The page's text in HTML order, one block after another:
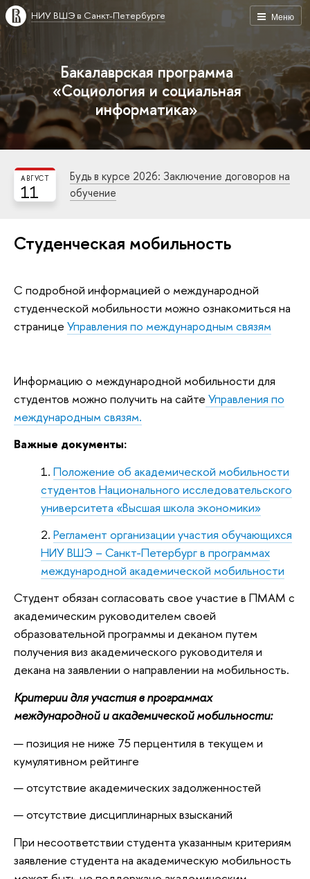
Меню
НИУ ВШЭ в Санкт-Петербурге
Бакалаврская программа
«Социология и социальная
информатика»
11
АВГУСТ
Будь в курсе 2026: Заключение договоров на
обучение
Студенческая мобильность
С подробной информацией о международной
студенческой мобильности можно ознакомиться на
странице Управления по международным связям
Информацию о международной мобильности для
студентов можно получить на сайте Управления по
международным связям.
Важные документы:
Положение об академической мобильности
студентов Национального исследовательского
университета «Высшая школа экономики»
Регламент организации участия обучающихся
НИУ ВШЭ – Санкт-Петербург в программах
международной академической мобильности
Студент обязан согласовать свое участие в ПМАМ с
академическим руководителем своей
образовательной программы и деканом путем
получения виз академического руководителя и
декана на заявлении о направлении на мобильность.
Критерии для участия в программах
международной и академической мобильности:
позиция не ниже 75 перцентиля в текущем и
кумулятивном рейтинге
отсутствие академических задолженностей
отсутствие дисциплинарных взысканий
При несоответствии студента указанным критериям
заявление студента на академическую мобильность